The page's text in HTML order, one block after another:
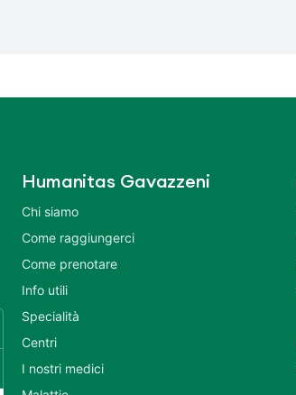
Humanitas Gavazzeni
Chi siamo
Come raggiungerci
Come prenotare
Info utili
Specialità
Centri
I nostri medici